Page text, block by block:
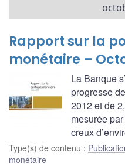
Rapport sur la
monétaire –
La Banque
progresse
2012 et de
mesurée
creux
Type(s) de contenu :
monétaire